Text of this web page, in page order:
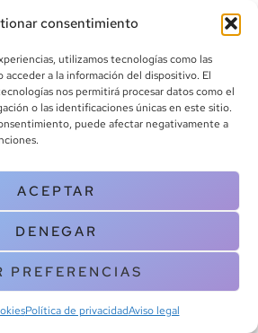
consentimiento
utilizamos tecnologías como las
acceder a la información del dispositivo. El
nos permitirá procesar datos como el
o las identificaciones únicas en este sitio.
puede afectar negativamente a
ACEPTAR
DENEGAR
PREFERENCIAS
Política de privacidadAviso legal
+34 934 242 391
CONTACTO
Libros. All Rights Reserved |
| Aviso legal